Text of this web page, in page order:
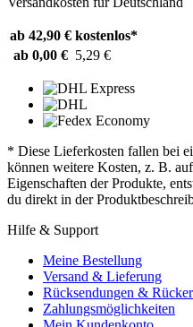
ab 42,90 € kostenlos*
ab 0,00 € 5,29 €
* Diese Lieferkosten fallen bei
können weitere Kosten, z. B.
Eigenschaften der Produkte,
du direkt in der
Hilfe & Support
Meine Bestellung
Versand & Lieferung
Rücksendungen &
Zahlungsmöglichkeiten